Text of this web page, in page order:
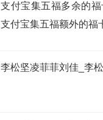
支付宝集五福多余的
支付宝集五福额外的福
李松坚凌菲菲刘佳_李